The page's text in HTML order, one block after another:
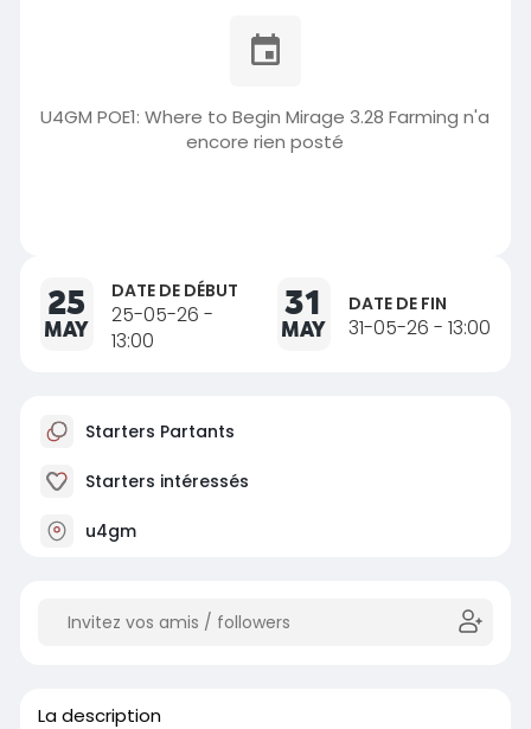
U4GM POE1: Where to Begin Mirage 3.28 Farming n'a
encore rien posté
25
MAY
DATE DE DÉBUT
25-05-26 -
13:00
31
MAY
DATE DE FIN
31-05-26 - 13:00
Starters Partants
Starters intéressés
u4gm
La description